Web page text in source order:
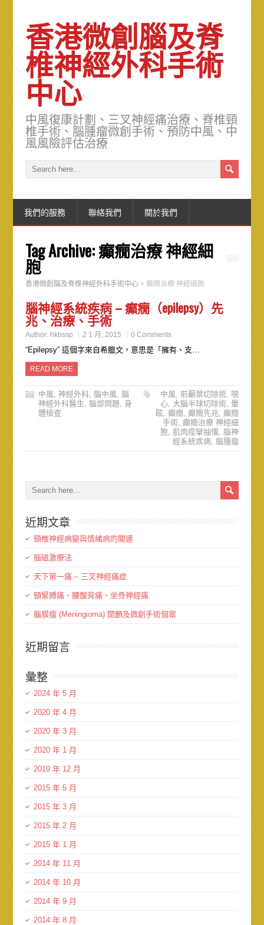
香港微創腦及脊
椎神經外科手術
中心
中風復康計劃、三叉神經痛治療、脊椎頸
椎手術、腦腫瘤微創手術、預防中風、中
風風險評估治療
我們的服務 聯絡我們 關於我們
Tag Archive:癲癇治療 神經細
胞
香港微創腦及脊椎神經外科手術中心> 癲癇治療 神經細胞
腦神經系統疾病 – 癲癇（epilepsy）先
兆、治療、手術
Author: hkbssp 2 1 月, 2015 0 Comments
“Epilepsy” 這個字來自希臘文，意思是「擁有、支…
READ MORE
中風, 神經外科, 腦中風, 腦
神經外科醫生, 腦部問題, 身
體檢查
中風,前顳葉切除術, 噁
心, 大腦半球切除術, 暈
眩,癲癇,癲癇先兆,癲癇
手術,癲癇治療 神經細
胞, 肌肉痙攣抽慉,腦神
經系統疾病,腦腫瘤
近期文章
頸椎神經病變與情緒病的關連
腦磁激療法
天下第一痛 – 三叉神經痛症
頸緊膊痛、腰酸背痛、坐骨神經痛
腦膜瘤 (Meningioma) 開顱及微創手術個案
近期留言
彙整
2024 年 5 月
2020 年 4 月
2020 年 3 月
2020 年 1 月
2019 年 12 月
2015 年 5 月
2015 年 3 月
2015 年 2 月
2015 年 1 月
2014 年 11 月
2014 年 10 月
2014 年 9 月
2014 年 8 月